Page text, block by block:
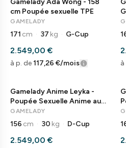
Gamelady Ada Wong - 158
cm Poupée sexuelle TPE
GAMELADY
171 cm · 37 kg · G-Cup
2.549,00 €
à p. de117,26 €/mois
Gamelady Anime Leyka -
Poupée Sexuelle Anime aux
Cheveux Argentés
GAMELADY
156 cm · 30 kg · D-Cup
2.549,00 €